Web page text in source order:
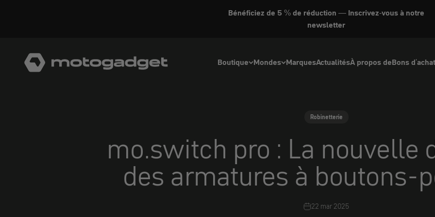
Bénéficiez de 5 % de réduction — Inscrivez-vous à notre
newsletter
Boutique Mondes MarquesActualitésÀ propos deBons d'achat
motogadget GmbH
Robinetterie
mo.switch pro : La nouvelle
des armatures à boutons-
22 mar 2025